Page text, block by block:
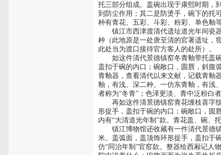
托三部分组成。盖碗出现于康熙时期，
到防尘作用；其二是防烫手，碗下的托
种有青花、五彩、斗彩、粉彩、单色釉
镇江市西津渡清代遗址道光年间瓷器
种（此地原是一处唐至清的官署遗址，
此处当为渡口接待官方客人的处所）。
如这件清代景德镇窑冬青釉带托盖碗
盖扣于碗的内口；碗敞口，圆唇，斜腹
青釉器，查看清代以来文献，记载青釉
釉，有浅、深二种。一仿东青釉，有浅
者称为“冬青”；色泽更淡、青中泛粉白
再如这件清景德镇窑青花缠枝喜字纹
形捉手，盖扣于碗的内口；碗敞口，圆
内有“大清道光年制”款。青花盖、碗、
镇江博物馆还收藏有一件清代景德镇
米。盖弧面，盖顶饰环形捉手，盖扣于
仿“同治年制”官窑款。整器绘西厢记人